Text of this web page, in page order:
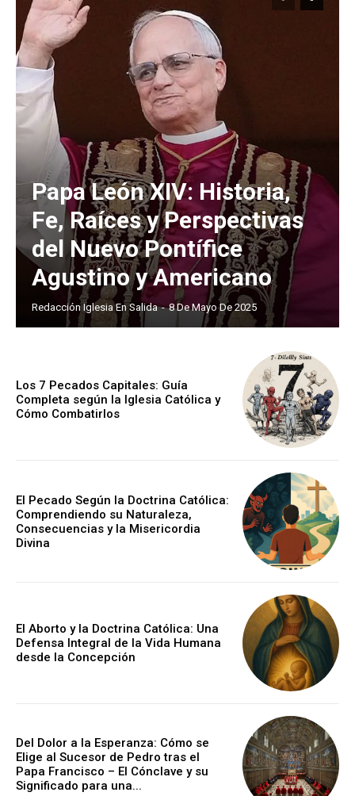
Papa León XIV: Historia,
Fe, Raíces y Perspectivas
del Nuevo Pontífice
Agustino y Americano
Redacción Iglesia En Salida - 8 De Mayo De 2025
Los 7 Pecados Capitales: Guía
Completa según la Iglesia Católica y
Cómo Combatirlos
El Pecado Según la Doctrina Católica:
Comprendiendo su Naturaleza,
Consecuencias y la Misericordia
Divina
El Aborto y la Doctrina Católica: Una
Defensa Integral de la Vida Humana
desde la Concepción
Del Dolor a la Esperanza: Cómo se
Elige al Sucesor de Pedro tras el
Papa Francisco – El Cónclave y su
Significado para una...